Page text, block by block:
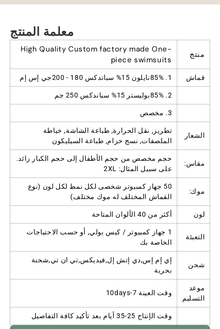
معلمة المنتج
منتج
High Quality Custom factory made One-
piece swimsuits
قماش 1. 85%نايلون 15% سباندكس 180 - 200جي إس إم
2. 85%بوليستر 15% سباندكس 250 جم
3. مخصص
الشعار
تطريز, نقل الحرارة, طباعة الشاشة, خياطة
الملصقات, نسج حزام, طباعة السيليكون
مقاس:
حجم مخصص من حجم الأطفال إلى حجم الكبار زائد.
على سبيل المثال: 2XL
موك:
50 جهاز كمبيوتر شخصى لكل نمط لكل لون (نوع
القماش المختلف له موك مختلف)
لون أكثر من 40 الألوان المتاحة
التعبئة
1 جهاز كمبيوتر / كيس بولي, أو حسب الاحتياجات
الخاصة بك
شحن
إي إم إس,دي إتش إل,فيديكس,تي ان تي,شحنة
بحرية
موعد
التسليم
وقت العينة 7-10days
وقت الإنتاج 25-35 أيام بعد تأكيد كافة التفاصيل